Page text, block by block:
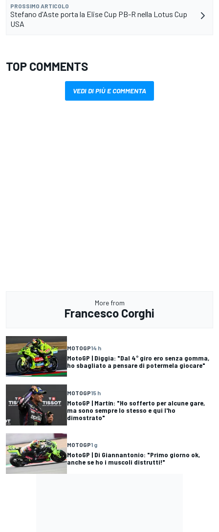
PROSSIMO ARTICOLO
Stefano d'Aste porta la Elise Cup PB-R nella Lotus Cup
USA
TOP COMMENTS
VEDI DI PIÙ E COMMENTA
More from
Francesco Corghi
MOTOGP14 h
MotoGP | Diggia: "Dal 4° giro ero senza gomma,
ho sbagliato a pensare di potermela giocare"
MOTOGP15 h
MotoGP | Martín: "Ho sofferto per alcune gare,
ma sono sempre lo stesso e qui l'ho
dimostrato"
MOTOGP1 g
MotoGP | Di Giannantonio: "Primo giorno ok,
anche se ho i muscoli distrutti!"